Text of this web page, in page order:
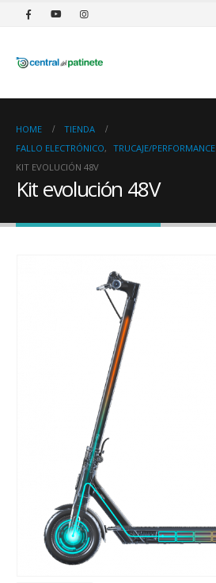
HOME
TIENDA
FALLO ELECTRÓNICO, TRUCAJE/PERFORMANCE
KIT EVOLUCIÓN 48V
Kit evolución 48V